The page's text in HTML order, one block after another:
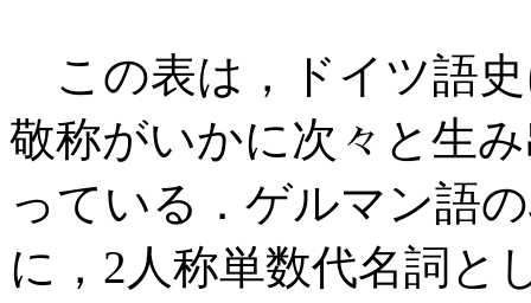
この表は，ドイツ語
敬称がいかに次々と生
っている．ゲルマン語
に，2人称単数代名詞と